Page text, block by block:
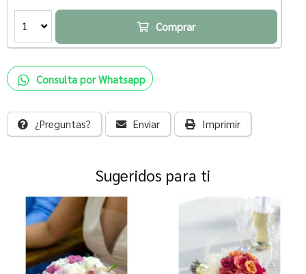
1 Comprar
Consulta por Whatsapp
¿Preguntas? Enviar Imprimir
Sugeridos para ti